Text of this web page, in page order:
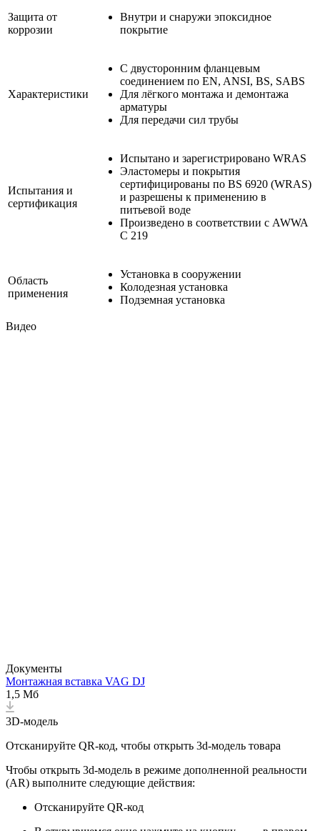
Защита от
коррозии
Внутри и снаружи эпоксидное
покрытие
Характеристики
С двусторонним фланцевым
соединением по EN, ANSI, BS, SABS
Для лёгкого монтажа и демонтажа
арматуры
Для передачи сил трубы
Испытания и
сертификация
Испытано и зарегистрировано WRAS
Эластомеры и покрытия
сертифицированы по BS 6920 (WRAS)
и разрешены к применению в
питьевой воде
Произведено в соответствии с AWWA
C 219
Область
применения
Установка в сооружении
Колодезная установка
Подземная установка
Видео
Документы
Монтажная вставка VAG DJ
1,5 Мб
3D-модель
Отсканируйте QR-код, чтобы открыть 3d-модель товара
Чтобы открыть 3d-модель в режиме дополненной реальности
(AR) выполните следующие действия:
Отсканируйте QR-код